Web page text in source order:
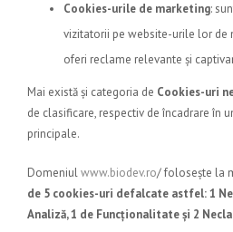
Cookies-urile de marketing:
vizitatorii pe website-urile lor de
oferi reclame relevante și
Mai există și categoria de Cookies-uri
de clasificare, respectiv de încadrare în
principale.
Domeniulwww.biodev.ro/ folosește la
de 5 cookies-uri defalcate astfel: 1
Analiză, 1 de Funcționalitate și 2